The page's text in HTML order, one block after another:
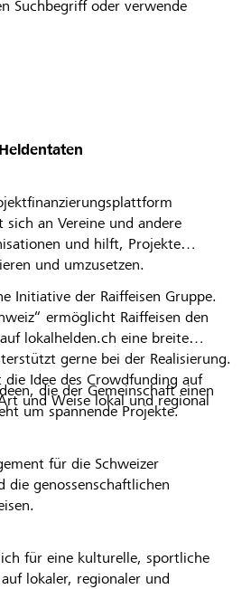
Suchbegriff oder verwende
an Vereine und andere
und hilft, Projekte
und umzusetzen.
Initiative der Raiffeisen Gruppe.
ermöglicht Raiffeisen den
lokalhelden.ch eine breite
gerne bei der Realisierung.
die Idee des Crowdfunding auf
und Weise lokal und regional
die der Gemeinschaft einen
um spannende Projekte.
für die Schweizer
die genossenschaftlichen
für eine kulturelle, sportliche
lokaler, regionaler und